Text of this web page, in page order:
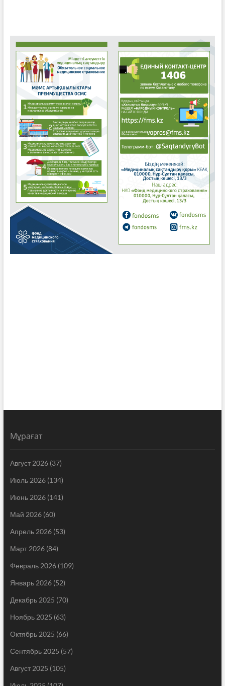
Мұрағат
Август 2026(37)
Июль 2026(134)
Июнь 2026(141)
Май 2026(60)
Апрель 2026(53)
Март 2026(84)
Февраль 2026(109)
Январь 2026(52)
Декабрь 2025 (70)
Ноябрь 2025 (63)
Октябрь 2025 (66)
Сентябрь 2025 (57)
Август 2025 (105)